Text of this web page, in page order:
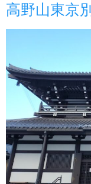
高野山東京